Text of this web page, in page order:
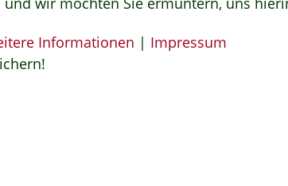
Informationen | Impressum